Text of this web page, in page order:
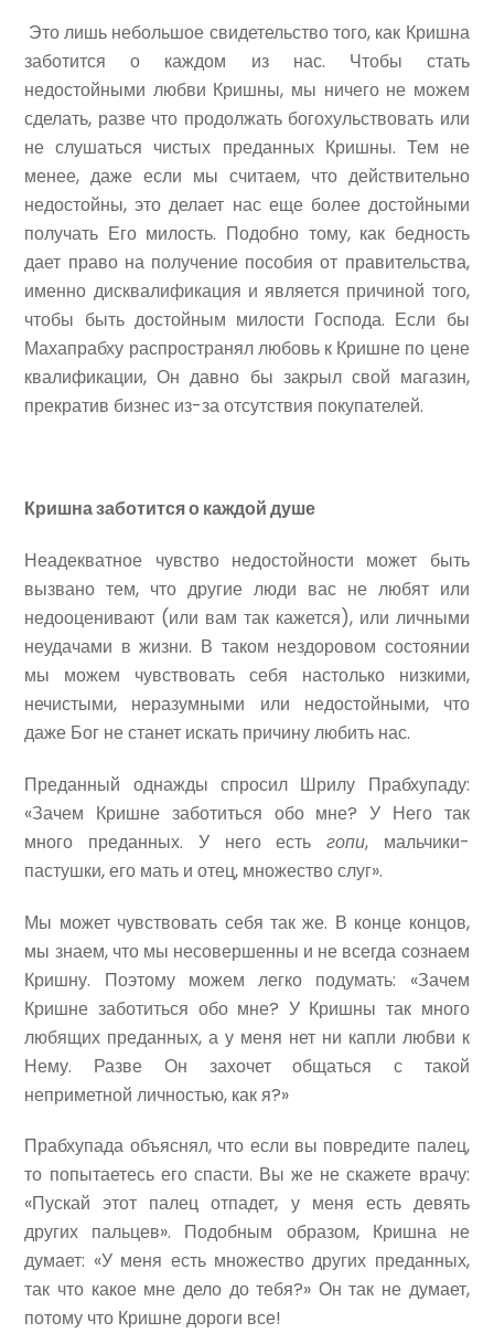
Это лишь небольшое свидетельство того, как Кришна
заботится о каждом из нас. Чтобы стать
недостойными любви Кришны, мы ничего не можем
сделать, разве что продолжать богохульствовать или
не слушаться чистых преданных Кришны. Тем не
менее, даже если мы считаем, что действительно
недостойны, это делает нас еще более достойными
получать Его милость. Подобно тому, как бедность
дает право на получение пособия от правительства,
именно дисквалификация и является причиной того,
чтобы быть достойным милости Господа. Если бы
Махапрабху распространял любовь к Кришне по цене
квалификации, Он давно бы закрыл свой магазин,
прекратив бизнес из-за отсутствия покупателей.
Кришна заботится о каждой душе
Неадекватное чувство недостойности может быть
вызвано тем, что другие люди вас не любят или
недооценивают (или вам так кажется), или личными
неудачами в жизни. В таком нездоровом состоянии
мы можем чувствовать себя настолько низкими,
нечистыми, неразумными или недостойными, что
даже Бог не станет искать причину любить нас.
Преданный однажды спросил Шрилу Прабхупаду:
«Зачем Кришне заботиться обо мне? У Него так
много преданных. У него есть гопи, мальчики-
пастушки, его мать и отец, множество слуг».
Мы может чувствовать себя так же. В конце концов,
мы знаем, что мы несовершенны и не всегда сознаем
Кришну. Поэтому можем легко подумать: «Зачем
Кришне заботиться обо мне? У Кришны так много
любящих преданных, а у меня нет ни капли любви к
Нему. Разве Он захочет общаться с такой
неприметной личностью, как я?»
Прабхупада объяснял, что если вы повредите палец,
то попытаетесь его спасти. Вы же не скажете врачу:
«Пускай этот палец отпадет, у меня есть девять
других пальцев». Подобным образом, Кришна не
думает: «У меня есть множество других преданных,
так что какое мне дело до тебя?» Он так не думает,
потому что Кришне дороги все!